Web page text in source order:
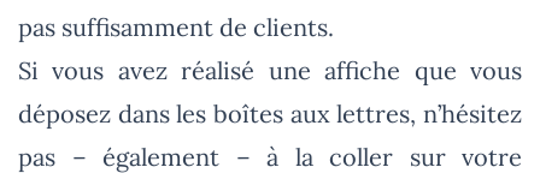
pas suffisamment de clients.
Si vous avez réalisé une affiche que vous
déposez dans les boîtes aux lettres, n’hésitez
pas – également – à la coller sur votre